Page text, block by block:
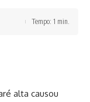
Tempo: 1 min.
alta causou